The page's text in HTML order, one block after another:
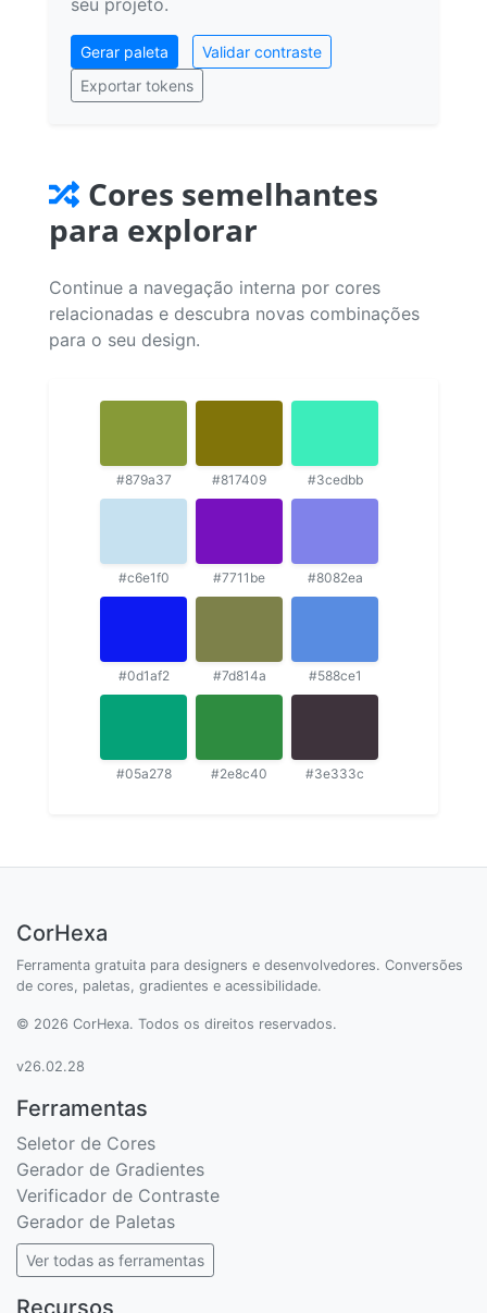
Gerar paleta
Validar contraste
Exportar tokens
Cores semelhantes
para explorar
Continue a navegação interna por cores
relacionadas e descubra novas combinações
para o seu design.
#879a37 #817409 #3cedbb
#c6e1f0 #7711be #8082ea
#0d1af2 #7d814a #588ce1
#05a278 #2e8c40 #3e333c
CorHexa
Ferramenta gratuita para designers e desenvolvedores. Conversões
de cores, paletas, gradientes e acessibilidade.
© 2026 CorHexa. Todos os direitos reservados.
v26.02.28
Ferramentas
Seletor de Cores
Gerador de Gradientes
Verificador de Contraste
Gerador de Paletas
Ver todas as ferramentas
Recursos